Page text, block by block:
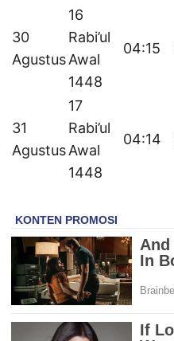
30
Agustus
16
Rabi’ul
Awal
1448
04:15
31
Agustus
17
Rabi’ul
Awal
1448
04:14